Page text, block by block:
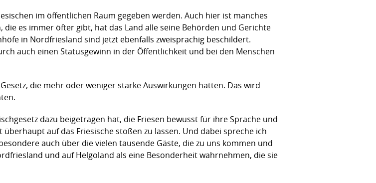
im öffentlichen Raum gegeben werden. Auch hier ist manches
es immer öfter gibt, hat das Land alle seine Behörden und Gerichte
in Nordfriesland sind jetzt ebenfalls zweisprachig beschildert.
auch einen Statusgewinn in der Öffentlichkeit und bei den Menschen
die mehr oder weniger starke Auswirkungen hatten. Das wird
dazu beigetragen hat, die Friesen bewusst für ihre Sprache und
auf das Friesische stoßen zu lassen. Und dabei spreche ich
auch über die vielen tausende Gäste, die zu uns kommen und
und auf Helgoland als eine Besonderheit wahrnehmen, die sie